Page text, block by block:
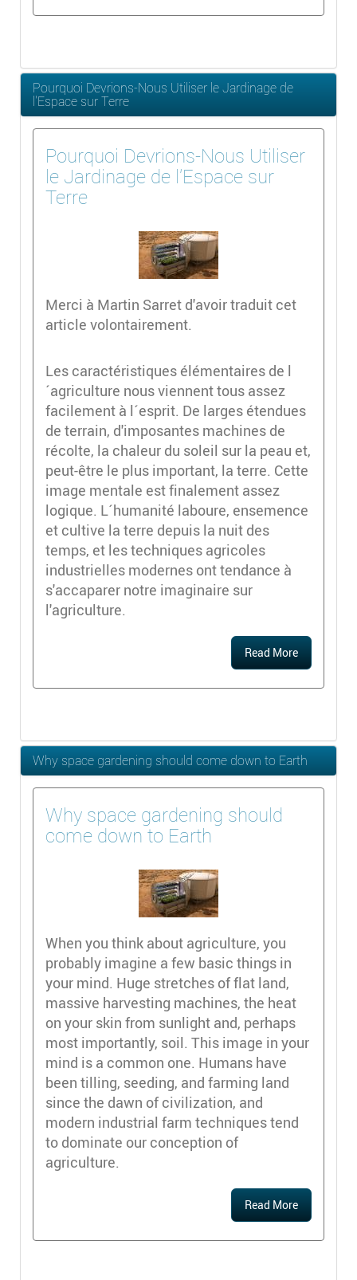
Pourquoi Devrions-Nous Utiliser le Jardinage de
l'Espace sur Terre
Pourquoi Devrions-Nous Utiliser
le Jardinage de l'Espace sur
Terre
Merci à Martin Sarret d'avoir traduit cet
article volontairement.
Les caractéristiques élémentaires de l
´agriculture nous viennent tous assez
facilement à l´esprit. De larges étendues
de terrain, d'imposantes machines de
récolte, la chaleur du soleil sur la peau et,
peut-être le plus important, la terre. Cette
image mentale est finalement assez
logique. L´humanité laboure, ensemence
et cultive la terre depuis la nuit des
temps, et les techniques agricoles
industrielles modernes ont tendance à
s'accaparer notre imaginaire sur
l'agriculture.
Read More
Why space gardening should come down to Earth
Why space gardening should
come down to Earth
When you think about agriculture, you
probably imagine a few basic things in
your mind. Huge stretches of flat land,
massive harvesting machines, the heat
on your skin from sunlight and, perhaps
most importantly, soil. This image in your
mind is a common one. Humans have
been tilling, seeding, and farming land
since the dawn of civilization, and
modern industrial farm techniques tend
to dominate our conception of
agriculture.
Read More